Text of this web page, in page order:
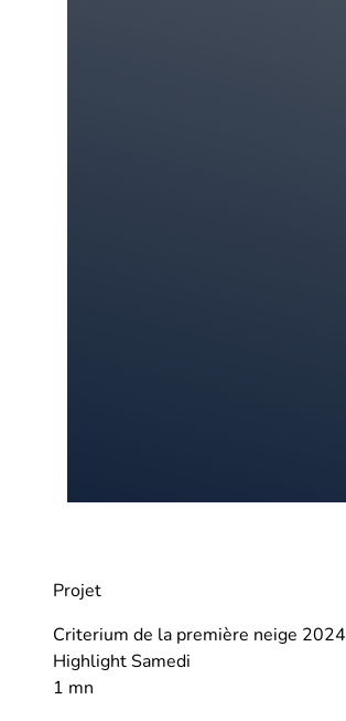
Projet
Criterium de la première neige 2024
Highlight Samedi
1 mn